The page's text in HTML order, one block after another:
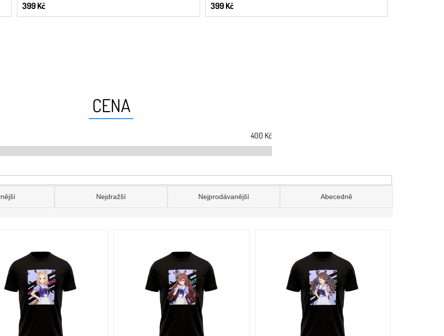
399 Kč 399 Kč
CENA
400 Kč
Nejdražší Nejprodávanější Abecedně